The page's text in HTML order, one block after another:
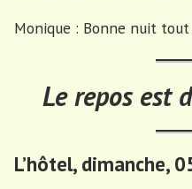
Monique : Bonne nuit tout
Le repos est
L’hôtel, dimanche,